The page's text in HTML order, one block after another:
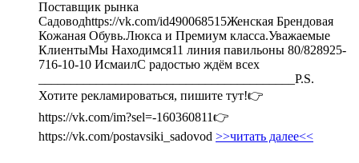
Поставщик рынка
Садоводhttps://vk.com/id490068515Женская Брендовая
Кожаная Обувь.Люкса и Премиум класса.Уважаемые
КлиентыМы Находимся11 линия павильоны 80/828925-
716-10-10 ИсмаилС радостью ждём всех
________________________________________P.S.
Хотите рекламироваться, пишите тут!👉
https://vk.com/im?sel=-160360811👉
https://vk.com/postavsiki_sadovod >>читать далее<<